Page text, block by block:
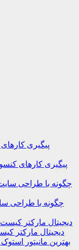
پیگیری کارهای
چگونه با طراحی
دیجیتال مارکتر